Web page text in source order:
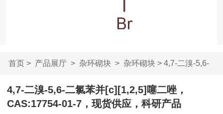
首页> 产品展厅> 杂环砌块> 杂环砌块> 4,7-二溴-5,6-
二氯苯并[c][1,2...
4,7-二溴-5,6-二氯苯并[c][1,2,5]噻二唑，
CAS:17754-01-7，现货供应，科研产品